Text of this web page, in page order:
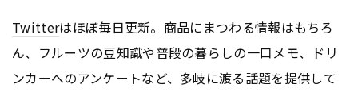
Twitterはほぼ毎日更新。商品にまつわる情報はもちろ
ん、フルーツの豆知識や普段の暮らしの一口メモ、ドリ
ンカーへのアンケートなど、多岐に渡る話題を提供して